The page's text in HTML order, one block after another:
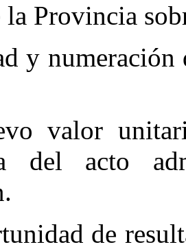
la Provincia
y numeración
valor
del acto
de